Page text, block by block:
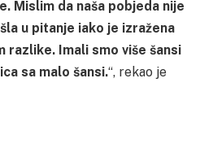
Mislim da naša pobjeda nije
u pitanje iako je izražena
razlike. Imali smo više šansi
sa malo šansi.“, rekao je